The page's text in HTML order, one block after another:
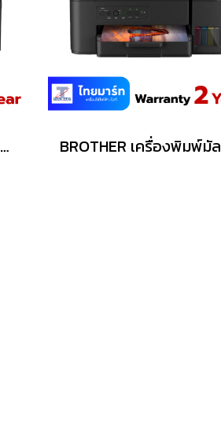
PRINTER เครื่องปริ้น Brother Ink Tank Printer Wi-Fi (PSC) DCP-T530DW